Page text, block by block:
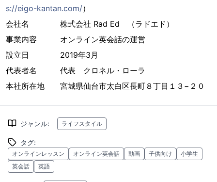
s://eigo-kantan.com/）
会社名 株式会社 Rad Ed （ラドエド）
事業内容 オンライン英会話の運営
設立日 2019年3月
代表者名 代表 クロネル・ローラ
本社所在地 宮城県仙台市太白区長町８丁目１３−２０
ジャンル: ライフスタイル
タグ:
オンラインレッスン オンライン英会話 動画 子供向け
小学生
英会話
英語